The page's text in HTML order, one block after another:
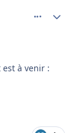
est à venir :